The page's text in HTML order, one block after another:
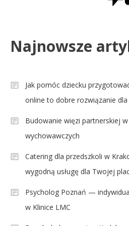
Najnowsze
Jak pomóc dziecku
online to dobre rozwiązanie
Budowanie więzi partnerskiej
wychowawczych
Catering dla przedszkoli w
wygodną usługę dla Twojej
Psycholog Poznań —
w Klinice LMC